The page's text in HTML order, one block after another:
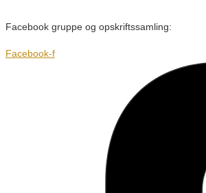
Facebook gruppe og opskriftssamling:
Facebook-f